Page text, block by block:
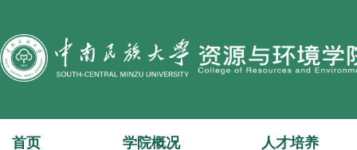
首页 学院概况 人才培养